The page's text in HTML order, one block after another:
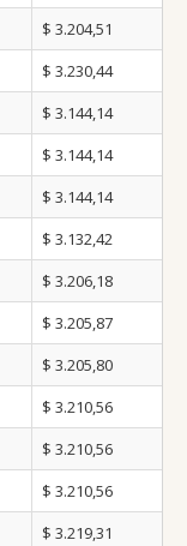
$ 3.204,51
$ 3.230,44
$ 3.144,14
$ 3.144,14
$ 3.144,14
$ 3.132,42
$ 3.206,18
$ 3.205,87
$ 3.205,80
$ 3.210,56
$ 3.210,56
$ 3.210,56
$ 3.219,31